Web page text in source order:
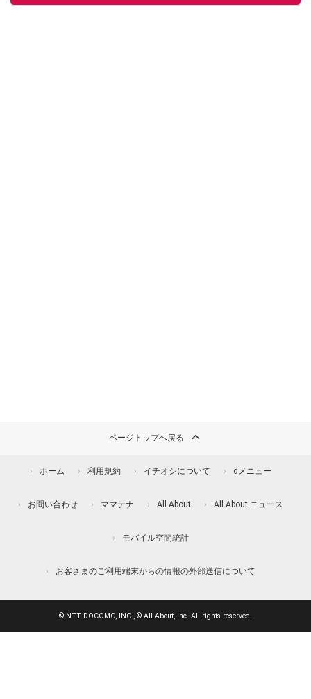
ページトップへ戻る
ホーム 利用規約 イチオシについて dメニュー
お問い合わせ ママテナ All About All About ニュース
モバイル空間統計
お客さまのご利用端末からの情報の外部送信について
© NTT DOCOMO, INC., © All About, Inc. All rights reserved.